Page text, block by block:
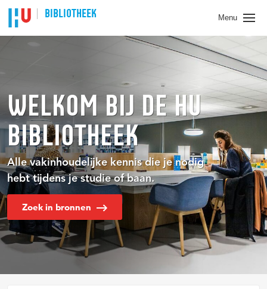
BIBLIOTHEEK Menu
WELKOM BIJ DE HU
BIBLIOTHEEK
Alle vakinhoudelijke kennis die je nodig
hebt tijdens je studie of baan.
Zoek in bronnen